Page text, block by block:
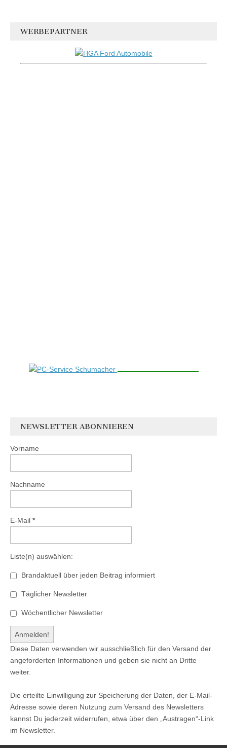
WERBEPARTNER
NEWSLETTER ABONNIEREN
Vorname
Nachname
E-Mail *
Liste(n) auswählen:
Brandaktuell über jeden Beitrag informiert
Täglicher Newsletter
Wöchentlicher Newsletter
Diese Daten verwenden wir ausschließlich für den Versand der
angeforderten Informationen und geben sie nicht an Dritte
weiter.
Die erteilte Einwilligung zur Speicherung der Daten, der E-Mail-
Adresse sowie deren Nutzung zum Versand des Newsletters
kannst Du jederzeit widerrufen, etwa über den „Austragen“-Link
im Newsletter.